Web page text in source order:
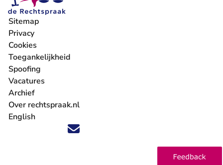
Volg ons op X (Twitter) - U verlaat Rechtspraak.nl
Volg ons op Facebook - U verlaat Rechtspraak.nl
Volg ons op Instagram - U verlaat Rechtspraak.nl
Volg ons op Youtube - U verlaat Rechtspraak.nl
Volg ons op LinkedIn - U verlaat
'Blijf op de hoogte' nieuwsbrief - U verlaat
Sitemap
Privacy
Cookies
Toegankelijkheid
Spoofing
Vacatures
- U verlaat Rechtspraak.nl
Archief
Over rechtspraak.nl
English